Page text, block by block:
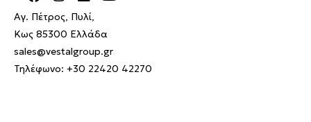
Αγ. Πέτρος, Πυλί,
Κως 85300 Ελλάδα
sales@vestalgroup.gr
Τηλέφωνο: +30 22420 42270